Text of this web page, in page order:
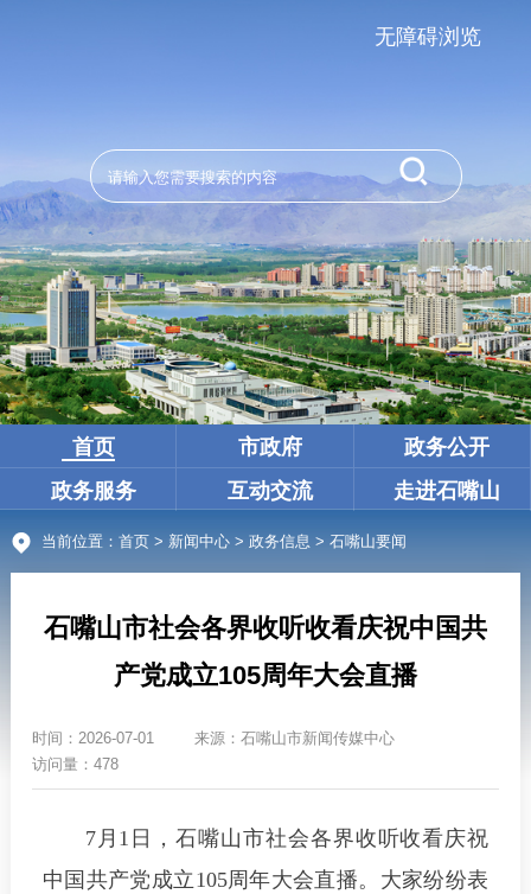
无障碍浏览
首页 市政府
政务公开
政务服务
互动交流 走进石嘴山
当前位置： 首页> 新闻中心> 政务信息 > 石嘴山要闻
石嘴山市社会各界收听收看庆祝中国共
产党成立105周年大会直播
时间： 2026-07-01 来源： 石嘴山市新闻传媒中心
访问量：478
7月1日，石嘴山市社会各界收听收看庆祝
中国共产党成立105周年大会直播。大家纷纷表